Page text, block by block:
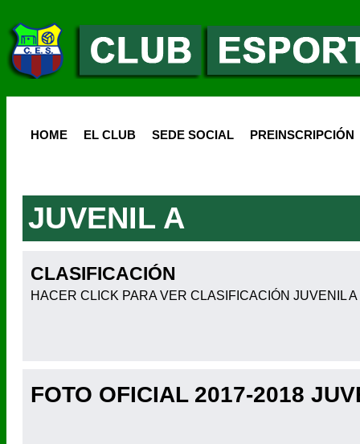
HOME EL CLUB SEDE SOCIAL PREINSCRIPCIÓN
JUVENIL A
CLASIFICACIÓN
HACER CLICK PARA VER CLASIFICACIÓN JUVENIL A
FOTO OFICIAL 2017-2018